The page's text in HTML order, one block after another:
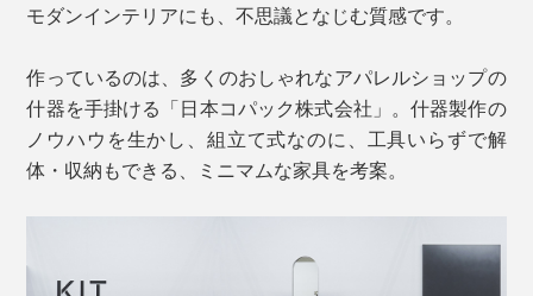
モダンインテリアにも、不思議となじむ質感です。
作っているのは、多くのおしゃれなアパレルショップの
什器を手掛ける「日本コパック株式会社」。什器製作の
ノウハウを生かし、組立て式なのに、工具いらずで解
体・収納もできる、ミニマムな家具を考案。